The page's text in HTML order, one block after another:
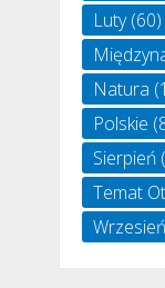
Luty(60)
Natura
Polskie
Sierpień
Temat
Wrzesień